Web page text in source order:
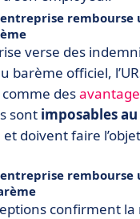
entreprise
verse des
barème officiel,
des
sont imposables
et doivent faire
entreprise
confirment la